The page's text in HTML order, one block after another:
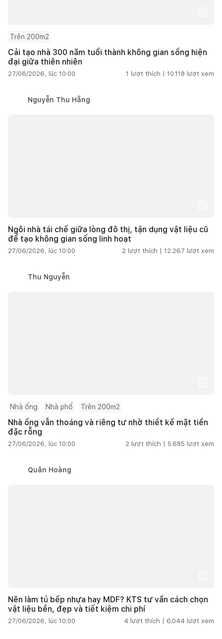
Trên 200m2
Cải tạo nhà 300 năm tuổi thành không gian sống hiện
đại giữa thiên nhiên
27/06/2026, lúc 10:00 1 lượt thích | 10.118 lượt xem
Nguyễn Thu Hằng
Ngôi nhà tái chế giữa lòng đô thị, tận dụng vật liệu cũ
để tạo không gian sống linh hoạt
27/06/2026, lúc 10:00 2 lượt thích | 12.267 lượt xem
Thu Nguyễn
Nhà ống Nhà phố Trên 200m2
Nhà ống vẫn thoáng và riêng tư nhờ thiết kế mặt tiền
đặc rỗng
27/06/2026, lúc 10:00 2 lượt thích | 5.685 lượt xem
Quân Hoàng
Nên làm tủ bếp nhựa hay MDF? KTS tư vấn cách chọn
vật liệu bền, đẹp và tiết kiệm chi phí
27/06/2026, lúc 10:00 4 lượt thích | 6.044 lượt xem